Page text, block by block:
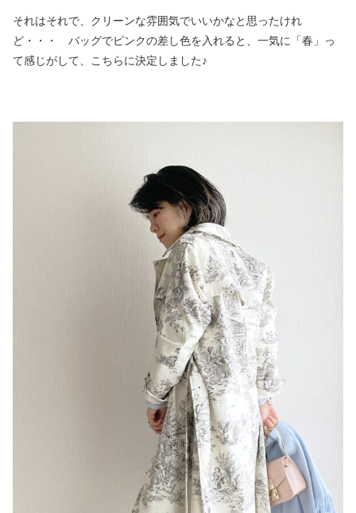
それはそれで、クリーンな雰囲気でいいかなと思ったけれ
ど・・・ バッグでピンクの差し色を入れると、一気に「春」っ
て感じがして、こちらに決定しました♪